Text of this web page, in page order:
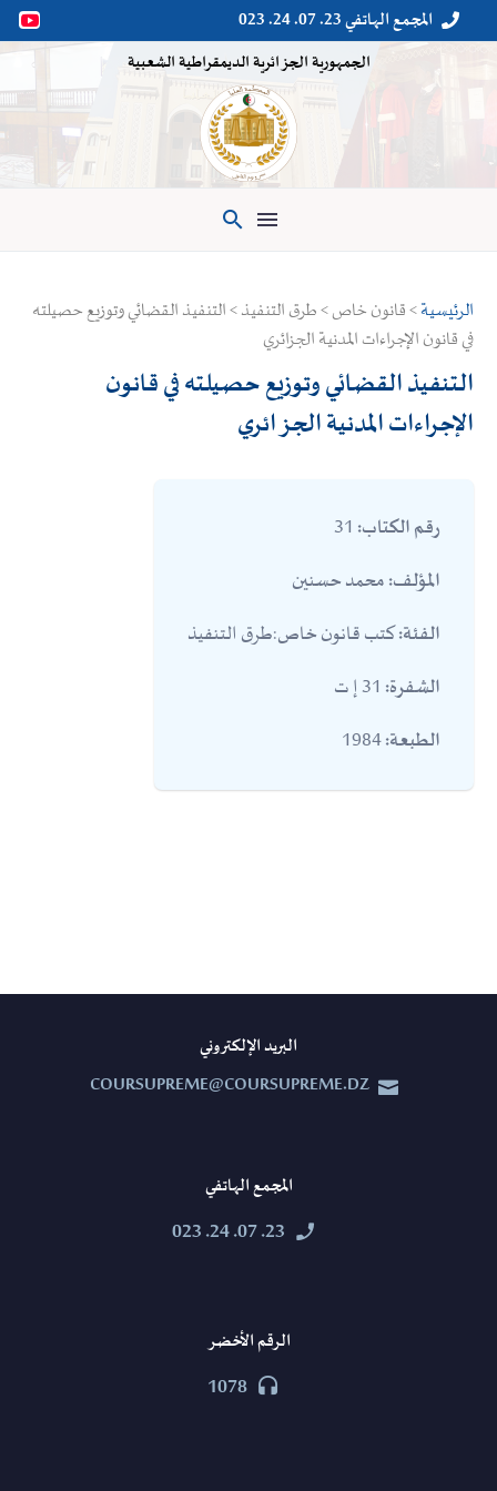

 المجمع الهاتفي 23. 07. 24. 023
الجمهورية الجزائرية الديمقراطية الشعبية

الرئيسية> قانون خاص > طرق التنفيذ > التنفيذ القضائي وتوزيع حصيلته
في قانون الإجراءات المدنية الجزائري
التنفيذ القضائي وتوزيع حصيلته في قانون
الإجراءات المدنية الجزائري
رقم الكتاب:
المؤلف:محمد حسنين
الفئة:كتب قانون خاص:طرق التنفيذ
الشفرة:
الطبعة:
البريد الإلكتروني


COURSUPREME@COURSUPREME.DZ
المجمع الهاتفي


23. 07. 24. 023
الرقم الأخضر


1078